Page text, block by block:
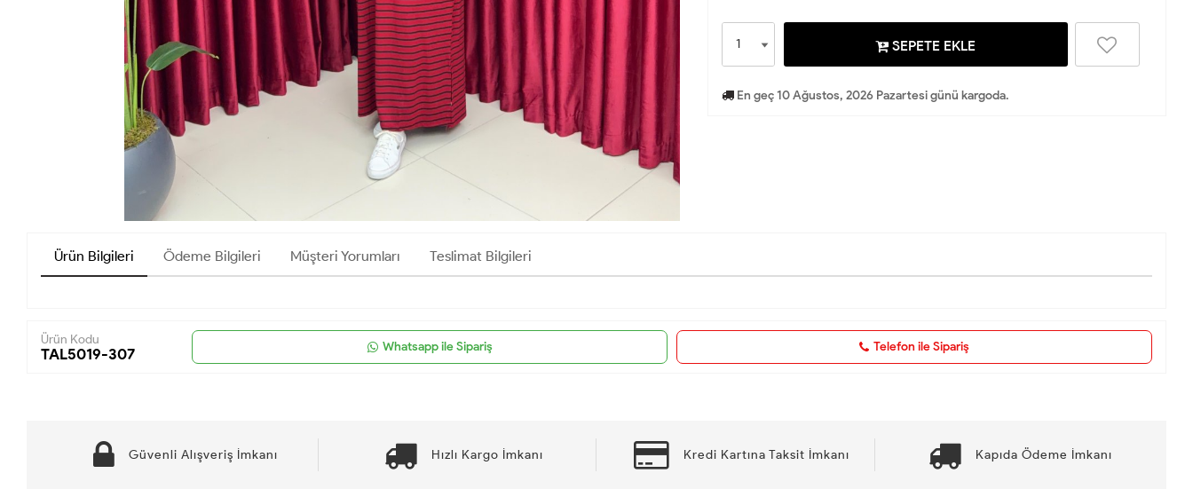
SEPETE EKLE
En geç 10 Ağustos, 2026 Pazartesi günü kargoda.
Ürün Bilgileri Ödeme Bilgileri Müşteri Yorumları Teslimat Bilgileri
Ürün Kodu
TAL5019-307 Whatsapp ile Sipariş Telefon ile Sipariş
Güvenli Alışveriş İmkanı Hızlı Kargo İmkanı Kredi Kartına Taksit İmkanı Kapıda Ödeme İmkanı